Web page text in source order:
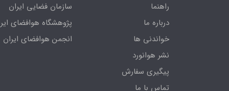
راهنما
درباره ما
خواندنی ها
نشر هوانورد
پیگیری سفارش
تماس با ما
سازمان فضایی ایران
پژوهشگاه هوافضای
انجمن هوافضای ایران